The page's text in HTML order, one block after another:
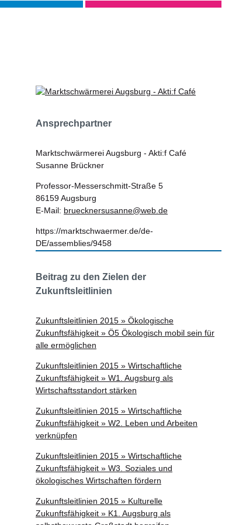
Ansprechpartner
Marktschwärmerei Augsburg - Akti:f Café
Susanne Brückner
Professor-Messerschmitt-Straße 5
86159 Augsburg
E-Mail: bruecknersusanne@web.de
https://marktschwaermer.de/de-
DE/assemblies/9458
Beitrag zu den Zielen der
Zukunftsleitlinien
Zukunftsleitlinien 2015 » Ökologische
Zukunftsfähigkeit » Ö5 Ökologisch mobil sein für
alle ermöglichen
Zukunftsleitlinien 2015 » Wirtschaftliche
Zukunftsfähigkeit » W1. Augsburg als
Wirtschaftsstandort stärken
Zukunftsleitlinien 2015 » Wirtschaftliche
Zukunftsfähigkeit » W2. Leben und Arbeiten
verknüpfen
Zukunftsleitlinien 2015 » Wirtschaftliche
Zukunftsfähigkeit » W3. Soziales und
ökologisches Wirtschaften fördern
Zukunftsleitlinien 2015 » Kulturelle
Zukunftsfähigkeit » K1. Augsburg als